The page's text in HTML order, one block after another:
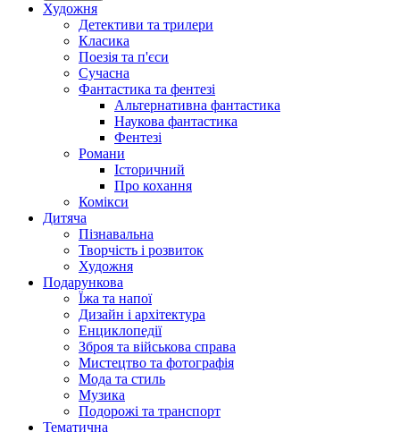
Художня
Детективи та трилери
Класика
Поезія та п'єси
Сучасна
Фантастика та фентезі
Альтернативна фантастика
Наукова фантастика
Фентезі
Романи
Історичний
Про кохання
Комікси
Дитяча
Пізнавальна
Творчість і розвиток
Художня
Подарункова
Їжа та напої
Дизайн і архітектура
Енциклопедії
Зброя та військова справа
Мистецтво та фотографія
Мода та стиль
Музика
Подорожі та транспорт
Тематична